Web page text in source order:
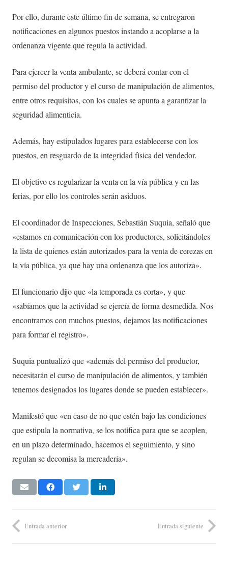
Por ello, durante este último fin de semana, se entregaron
notificaciones en algunos puestos instando a acoplarse a la
ordenanza vigente que regula la actividad.
Para ejercer la venta ambulante, se deberá contar con el
permiso del productor y el curso de manipulación de alimentos,
entre otros requisitos, con los cuales se apunta a garantizar la
seguridad alimenticia.
Además, hay estipulados lugares para establecerse con los
puestos, en resguardo de la integridad física del vendedor.
El objetivo es regularizar la venta en la vía pública y en las
ferias, por ello los controles serán asiduos.
El coordinador de Inspecciones, Sebastián Suquia, señaló que
«estamos en comunicación con los productores, solicitándoles
la lista de quienes están autorizados para la venta de cerezas en
la vía pública, ya que hay una ordenanza que los autoriza».
El funcionario dijo que «la temporada es corta», y que
«sabíamos que la actividad se ejercía de forma desmedida. Nos
encontramos con muchos puestos, dejamos las notificaciones
para formar el registro».
Suquia puntualizó que «además del permiso del productor,
necesitarán el curso de manipulación de alimentos, y también
tenemos designados los lugares donde se pueden establecer».
Manifestó que «en caso de no que estén bajo las condiciones
que estipula la normativa, se los notifica para que se acoplen,
en un plazo determinado, hacemos el seguimiento, y sino
regulan se decomisa la mercadería».
Entrada anterior Entrada siguiente